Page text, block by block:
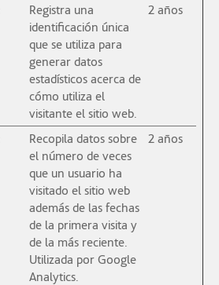
Registra una
identificación única
que se utiliza para
generar datos
estadísticos acerca de
cómo utiliza el
visitante el sitio web.
2 años
Recopila datos sobre
el número de veces
que un usuario ha
visitado el sitio web
además de las fechas
de la primera visita y
de la más reciente.
Utilizada por Google
Analytics.
2 años